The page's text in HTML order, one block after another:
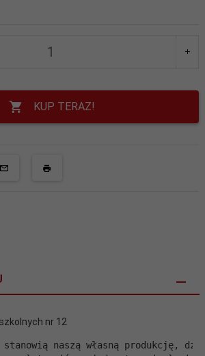
KUP TERAZ!
nr 12
stanowią naszą własną produkcję,